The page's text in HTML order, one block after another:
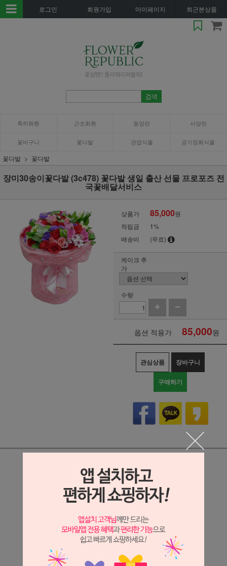
로그인 회원가입 마이페이지 최근본상품
축하화환 근조화환 동양란 서양란
꽃바구니 꽃다발 관엽식물 공기정화식물
꽃다발 꽃다발
장미30송이꽃다발 (3c478) 꽃다발 생일 출산 선물 프로포즈 전
국꽃배달서비스
상품가 85,000원
적립금
1%
배송비
(무료)
케이크 추
가
수량
옵션 적용가 85,000원
관심상품 장바구니
구매하기
상세정보 새창 열기
상세 정보를 확대해 보실 수 있습니다.
※ 필독해주세요 ※
장미는 시세 변동에 따라 가격이 달라질 수 있으니
문의 후 주문 바랍니다.